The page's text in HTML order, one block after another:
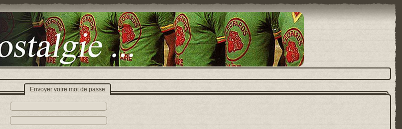
Envoyer votre mot de passe